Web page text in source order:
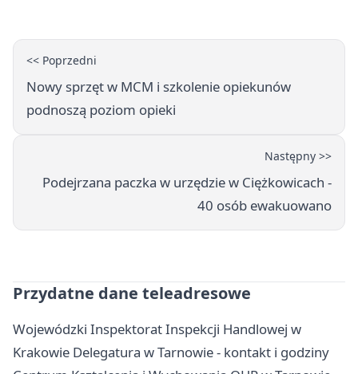
<< Poprzedni
Nowy sprzęt w MCM i szkolenie opiekunów
podnoszą poziom opieki
Następny >>
Podejrzana paczka w urzędzie w Ciężkowicach -
40 osób ewakuowano
Przydatne dane teleadresowe
Wojewódzki Inspektorat Inspekcji Handlowej w
Krakowie Delegatura w Tarnowie - kontakt i godziny